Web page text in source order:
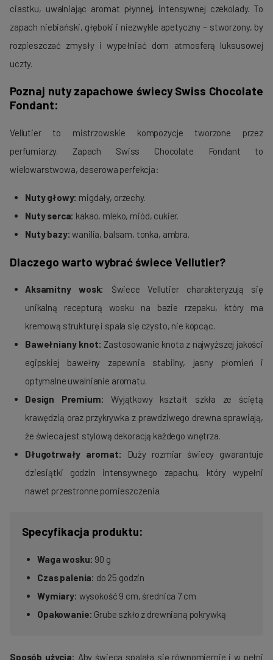
ciastku, uwalniając aromat płynnej, intensywnej czekolady. To
zapach niebiański, głęboki i niezwykle apetyczny – stworzony, by
rozpieszczać zmysły i wypełniać dom atmosferą luksusowej
uczty.
Poznaj nuty zapachowe świecy Swiss Chocolate
Fondant:
Vellutier to mistrzowskie kompozycje tworzone przez
perfumiarzy. Zapach Swiss Chocolate Fondant to
wielowarstwowa, deserowa perfekcja:
Nuty głowy: migdały, orzechy.
Nuty serca: kakao, mleko, miód, cukier.
Nuty bazy: wanilia, balsam, tonka, ambra.
Dlaczego warto wybrać świece Vellutier?
Aksamitny wosk:
Świece Vellutier charakteryzują się
unikalną recepturą wosku na bazie rzepaku, który ma
kremową strukturę i spala się czysto, nie kopcąc.
Bawełniany knot: Zastosowanie knota z najwyższej jakości
egipskiej bawełny zapewnia stabilny, jasny płomień i
optymalne uwalnianie aromatu.
Design Premium: Wyjątkowy kształt szkła ze ściętą
krawędzią oraz przykrywka z prawdziwego drewna sprawiają,
że świeca jest stylową dekoracją każdego wnętrza.
Długotrwały aromat: Duży rozmiar świecy gwarantuje
dziesiątki godzin intensywnego zapachu, który wypełni
nawet przestronne pomieszczenia.
Specyfikacja produktu:
Waga wosku: 90 g
Czas palenia: do 25 godzin
Wymiary: wysokość 9 cm, średnica 7 cm
Opakowanie: Grube szkło z drewnianą pokrywką
Sposób użycia: Aby świeca spalała się równomiernie i w pełni